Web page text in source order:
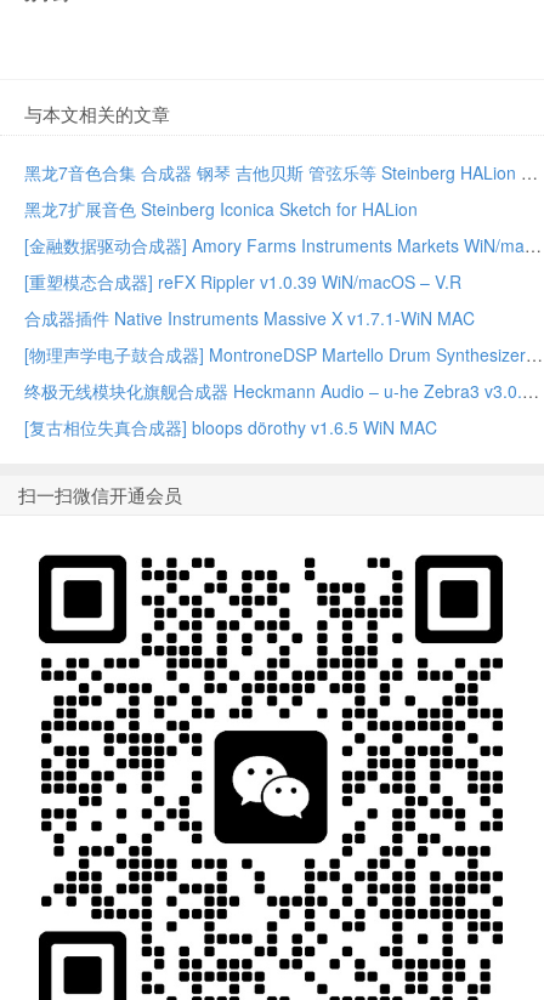
与本文相关的文章
黑龙7音色合集 合成器 钢琴 吉他贝斯 管弦乐等 Steinberg HALion Sonic 7 v7.1.10 WIN MAC
黑龙7扩展音色 Steinberg Iconica Sketch for HALion
[金融数据驱动合成器] Amory Farms Instruments Markets WiN/macOS – ARCADiA
[重塑模态合成器] reFX Rippler v1.0.39 WiN/macOS – V.R
合成器插件 Native Instruments Massive X v1.7.1-WiN MAC
[物理声学电子鼓合成器] MontroneDSP Martello Drum Synthesizer v1.0.1 Linux x86_64
终极无线模块化旗舰合成器 Heckmann Audio – u-he Zebra3 v3.0.1.22165 [V.R]
[复古相位失真合成器] bloops dörothy v1.6.5 WiN MAC
扫一扫微信开通会员